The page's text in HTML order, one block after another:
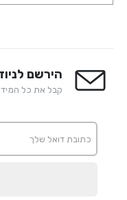
הירשם
קבל את כל